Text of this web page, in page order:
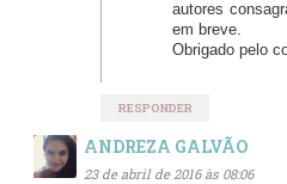
autores
em breve.
Obrigado pelo
RESPONDER
ANDREZA GALVÃO
23 de abril de 2016 às 08:06